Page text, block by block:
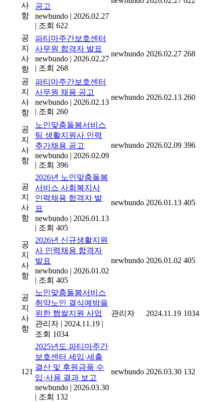
사
항
공고
newbundo | 2026.02.27
| 조회 622
공
지
사
항
파티마주간보호센터
사무원 합격자 발표
newbundo | 2026.02.27
| 조회 268
newbundo 2026.02.27 268
공
지
사
항
파티마주간보호센터
사무원 채용 공고
newbundo | 2026.02.13
| 조회 260
newbundo 2026.02.13 260
공
지
사
항
노인맞춤돌봄서비스
팀 생활지원사 인력
추가채용 공고
newbundo | 2026.02.09
| 조회 396
newbundo 2026.02.09 396
공
지
사
항
2026년 노인맞춤돌봄
서비스 사회복지사
인력채용 합격자 발
표
newbundo | 2026.01.13
| 조회 405
newbundo 2026.01.13 405
공
지
사
항
2026년 신규생활지원
사 인력채용 합격자
발표
newbundo | 2026.01.02
| 조회 405
newbundo 2026.01.02 405
공
지
사
항
노인맞춤돌봄서비스
취약노인 결식예방을
위한 햅쌀지원 사업
관리자 | 2024.11.19 |
조회 1034
관리자 2024.11.19 1034
121
2025년도 파티마주간
보호센터 세입·세출
결산 및 후원금품 수
입·사용 결과 보고
newbundo | 2026.03.30
| 조회 132
newbundo 2026.03.30 132